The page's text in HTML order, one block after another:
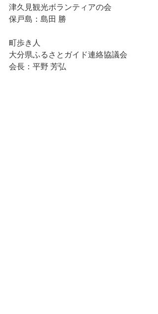
津久見観光ボランティアの会
保戸島：島田 勝
町歩き人
大分県ふるさとガイド連絡協議会
会長：平野 芳弘